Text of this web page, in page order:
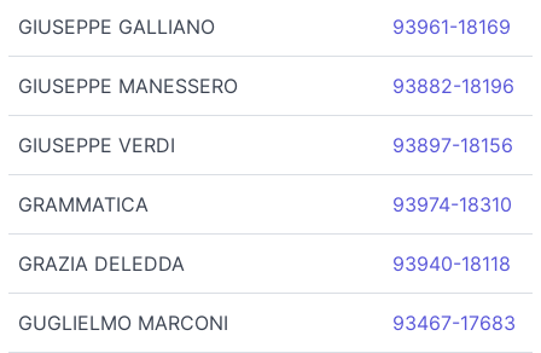
GIUSEPPE GALLIANO 93961-18169
GIUSEPPE MANESSERO 93882-18196
GIUSEPPE VERDI 93897-18156
GRAMMATICA 93974-18310
GRAZIA DELEDDA 93940-18118
GUGLIELMO MARCONI 93467-17683